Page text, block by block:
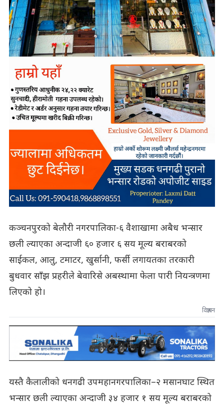
कञ्चनपुरको बेलौरी नगरपालिका-६ वैशाखामा अबैध भन्सार
छली ल्याएका अन्दाजी ६० हजार ६ सय मूल्य बराबरको
साईकल, आलु, टमाटर, खुर्सानी, फर्सी लगायतका तरकारी
बुधवार साँझ प्रहरीले बेवारिसे अबस्थामा फेला पारी नियन्त्रणमा
लिएको हो।
विज्ञापन
यस्तै कैलालीको धनगढी उपमहानगरपालिका–२ मसानघाट स्थित
भन्सार छली ल्याएका अन्दाजी ३४ हजार १ सय मूल्य बराबरको